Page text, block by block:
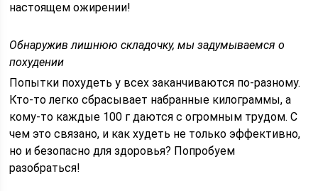
настоящем ожирении!
Обнаружив лишнюю складочку, мы задумываемся о
похудении
Попытки похудеть у всех заканчиваются по-разному.
Кто-то легко сбрасывает набранные килограммы, а
кому-то каждые 100 г даются с огромным трудом. С
чем это связано, и как худеть не только эффективно,
но и безопасно для здоровья? Попробуем
разобраться!